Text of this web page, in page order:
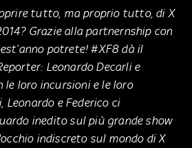
tutto, ma proprio tutto, di X
Grazie alla partnernship con
potrete! #XF8 dà il
Leonardo Decarli e
le loro incursioni e le loro
e Federico ci
inedito sul più grande show
indiscreto sul mondo di X